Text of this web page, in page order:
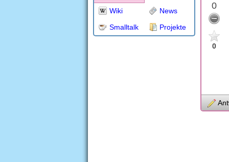
Wiki
News
Smalltalk
Projekte
0
0